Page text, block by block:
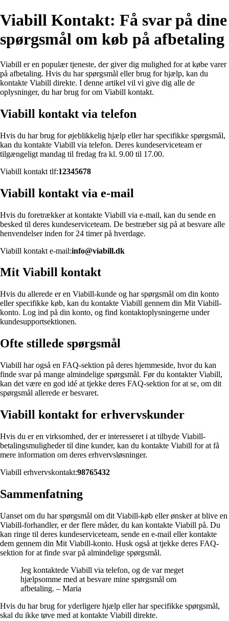
Viabill Kontakt: Få svar på dine
spørgsmål om køb på afbetaling
Viabill er en populær tjeneste, der giver dig mulighed for at købe varer
på afbetaling. Hvis du har spørgsmål eller brug for hjælp, kan du
kontakte Viabill direkte. I denne artikel vil vi give dig alle de
oplysninger, du har brug for om Viabill kontakt.
Viabill kontakt via telefon
Hvis du har brug for øjeblikkelig hjælp eller har specifikke spørgsmål,
kan du kontakte Viabill via telefon. Deres kundeserviceteam er
tilgængeligt mandag til fredag ​​fra kl. 9.00 til 17.00.
Viabill kontakt tlf:12345678
Viabill kontakt via e-mail
Hvis du foretrækker at kontakte Viabill via e-mail, kan du sende en
besked til deres kundeserviceteam. De bestræber sig på at besvare alle
henvendelser inden for 24 timer på hverdage.
Viabill kontakt e-mail:info@viabill.dk
Mit Viabill kontakt
Hvis du allerede er en Viabill-kunde og har spørgsmål om din konto
eller specifikke køb, kan du kontakte Viabill gennem din Mit Viabill-
konto. Log ind på din konto, og find kontaktoplysningerne under
kundesupportsektionen.
Ofte stillede spørgsmål
Viabill har også en FAQ-sektion på deres hjemmeside, hvor du kan
finde svar på mange almindelige spørgsmål. Før du kontakter Viabill,
kan det være en god idé at tjekke deres FAQ-sektion for at se, om dit
spørgsmål allerede er besvaret.
Viabill kontakt for erhvervskunder
Hvis du er en virksomhed, der er interesseret i at tilbyde Viabill-
betalingsmuligheder til dine kunder, kan du kontakte Viabill for at få
mere information om deres erhvervsløsninger.
Viabill erhvervskontakt:98765432
Sammenfatning
Uanset om du har spørgsmål om dit Viabill-køb eller ønsker at blive en
Viabill-forhandler, er der flere måder, du kan kontakte Viabill på. Du
kan ringe til deres kundeserviceteam, sende en e-mail eller kontakte
dem gennem din Mit Viabill-konto. Husk også at tjekke deres FAQ-
sektion for at finde svar på almindelige spørgsmål.
Jeg kontaktede Viabill via telefon, og de var meget
hjælpsomme med at besvare mine spørgsmål om
afbetaling. – Maria
Hvis du har brug for yderligere hjælp eller har specifikke spørgsmål,
skal du ikke tøve med at kontakte Viabill direkte.